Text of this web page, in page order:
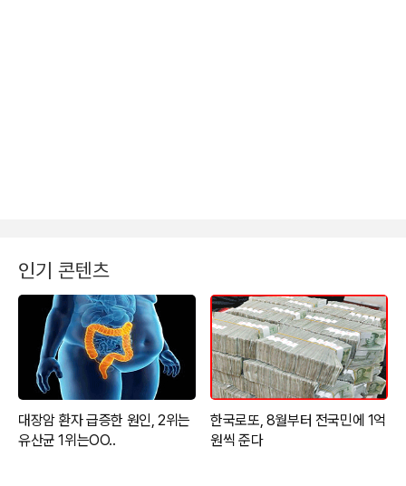
인기 콘텐츠